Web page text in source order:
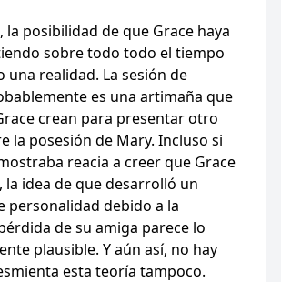
la posibilidad de que Grace haya
sobre todo todo el tiempo
una realidad. La sesión de
es una artimaña que
crean para presentar otro
la posesión de Mary. Incluso si
reacia a creer que Grace
la idea de que desarrolló un
personalidad debido a la
de su amiga parece lo
plausible. Y aún así, no hay
esta teoría tampoco.